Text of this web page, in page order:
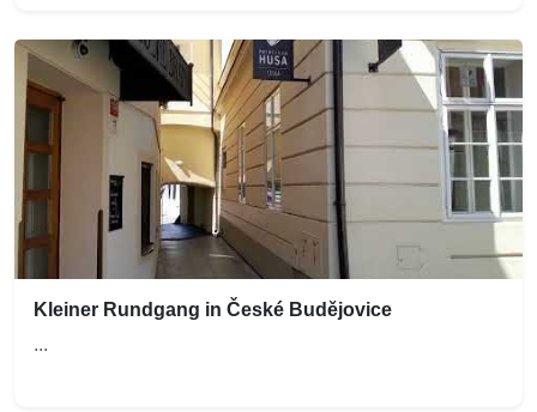
Kleiner Rundgang in České Budějovice
...